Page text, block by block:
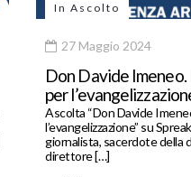
In Ascolto
27 Maggio 2024
Don Davide
per
Ascolta “Don Davide
l’evangelizzazione” su
giornalista, sacerdote della
direttore […]